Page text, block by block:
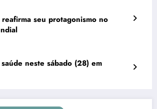
reafirma seu protagonismo no
neste sábado (28) em